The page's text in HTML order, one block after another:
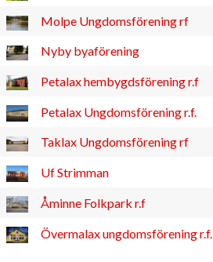
Molpe Ungdomsförening rf
Nyby byaförening
Petalax hembygdsförening r.f
Petalax Ungdomsförening r.f.
Taklax Ungdomsförening rf
Uf Strimman
Åminne Folkpark r.f
Övermalax ungdomsförening r.f.